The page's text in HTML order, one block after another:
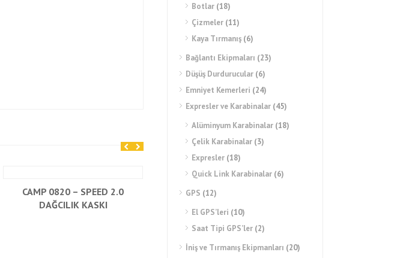
CAMP 0820 – SPEED 2.0
DAĞCILIK KASKI
CAMP 0209 – SKYLOR PLUS
Botlar (18)
Çizmeler (11)
Kaya Tırmanış (6)
Bağlantı Ekipmaları (23)
Düşüş Durdurucular (6)
Emniyet Kemerleri (24)
Expresler ve Karabinalar (45)
Alüminyum Karabinalar (18)
Çelik Karabinalar (3)
Expresler (18)
Quick Link Karabinalar (6)
GPS (12)
El GPS’leri (10)
Saat Tipi GPS’ler (2)
İniş ve Tırmanış Ekipmanları (20)